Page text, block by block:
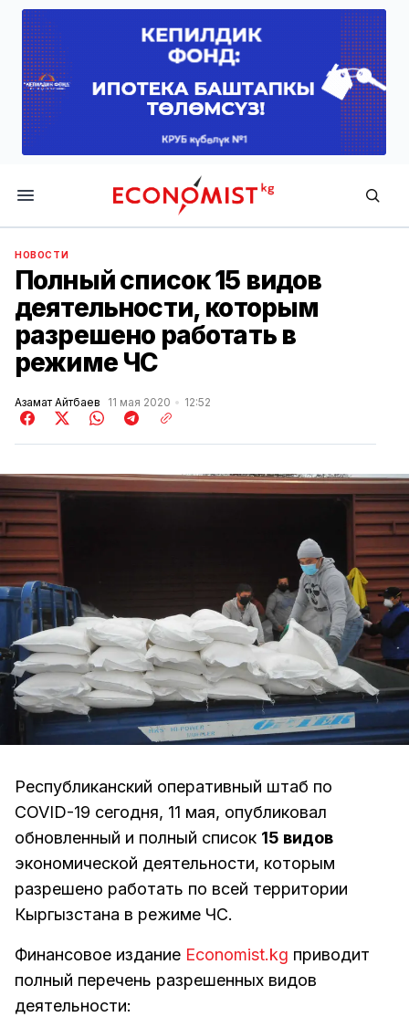
Economist.kg
НОВОСТИ
Полный список 15 видов
деятельности, которым
разрешено работать в
режиме ЧС
Азамат Айтбаев 11 мая 2020 12:52
Республиканский оперативный штаб по
COVID-19 сегодня, 11 мая, опубликовал
обновленный и полный список 15 видов
экономической деятельности, которым
разрешено работать по всей территории
Кыргызстана в режиме ЧС.
Финансовое издание Economist.kg приводит
полный перечень разрешенных видов
деятельности: